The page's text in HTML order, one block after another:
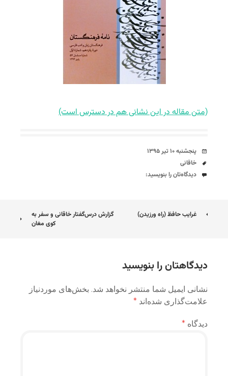
(متن مقاله در این نشانی هم در دسترس است)
تاریخ
پنجشنبه ۱۰ تیر ۱۳۹۵
برچسب‌ها
خاقانی
دیدگاه‌ها
دیدگاه‌تان را بنویسید:
ناوبری
غرایب حافظ (راه ورزیدن)
گزارش درس‌گفتار خاقانی و سفر به
کوی مغان
دیدگاهتان را بنویسید
نشانی ایمیل شما منتشر نخواهد شد. بخش‌های موردنیاز
علامت‌گذاری شده‌اند *
دیدگاه *